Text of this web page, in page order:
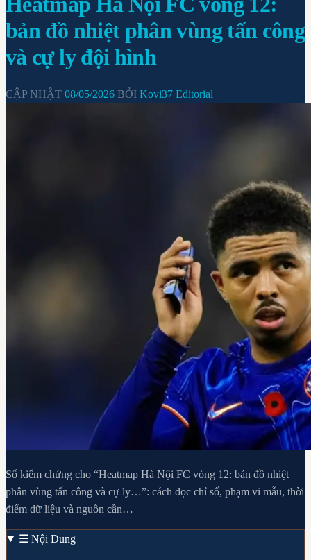
bản đồ nhiệt phân vùng tấn công
và cự ly đội hình
CẬP NHẬT 08/05/2026 BỞI Kovi37 Editorial
Sổ kiểm chứng cho “Heatmap Hà Nội FC vòng 12: bản đồ nhiệt
phân vùng tấn công và cự ly…”: cách đọc chỉ số, phạm vi mẫu, thời
điểm dữ liệu và nguồn cần…
☰ Nội Dung